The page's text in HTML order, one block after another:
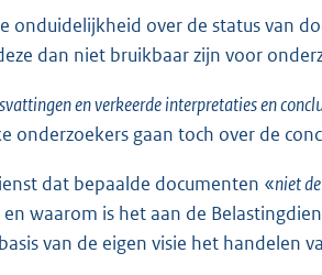
onduidelijkheid over de status van
dan niet bruikbaar zijn voor
en verkeerde interpretaties en
onderzoekers gaan toch over de
dat bepaalde documenten «niet
waarom is het aan de
van de eigen visie het handelen